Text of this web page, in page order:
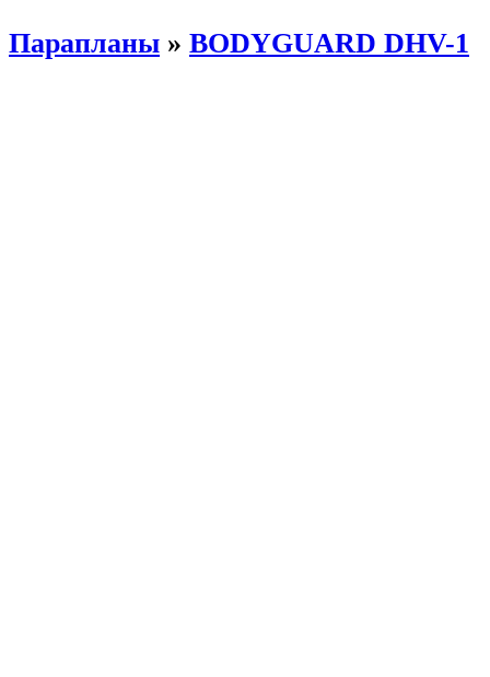
Парапланы » BODYGUARD DHV-1